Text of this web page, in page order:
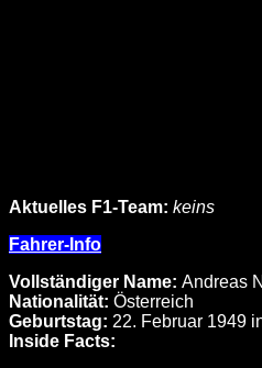
Aktuelles F1-Team: keins
Fahrer-Info
Vollständiger Name: Andreas
Nationalität: Österreich
Geburtstag: 22. Februar 1949
Inside Facts: